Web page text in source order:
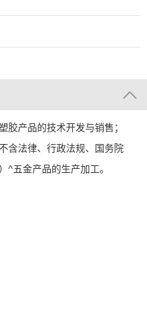
胶产品的技术开发与销售；
含法律、行政法规、国务院
^五金产品的生产加工。